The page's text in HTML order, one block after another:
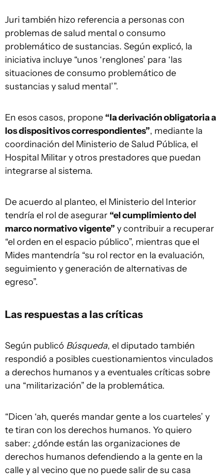
Juri también hizo referencia a personas con
problemas de salud mental o consumo
problemático de sustancias. Según explicó, la
iniciativa incluye “unos ‘renglones’ para ‘las
situaciones de consumo problemático de
sustancias y salud mental’”.
En esos casos, propone “la derivación obligatoria a
los dispositivos correspondientes”, mediante la
coordinación del Ministerio de Salud Pública, el
Hospital Militar y otros prestadores que puedan
integrarse al sistema.
De acuerdo al planteo, el Ministerio del Interior
tendría el rol de asegurar “el cumplimiento del
marco normativo vigente” y contribuir a recuperar
“el orden en el espacio público”, mientras que el
Mides mantendría “su rol rector en la evaluación,
seguimiento y generación de alternativas de
egreso”.
Las respuestas a las críticas
Según publicó Búsqueda, el diputado también
respondió a posibles cuestionamientos vinculados
a derechos humanos y a eventuales críticas sobre
una “militarización” de la problemática.
“Dicen ‘ah, querés mandar gente a los cuarteles’ y
te tiran con los derechos humanos. Yo quiero
saber: ¿dónde están las organizaciones de
derechos humanos defendiendo a la gente en la
calle y al vecino que no puede salir de su casa